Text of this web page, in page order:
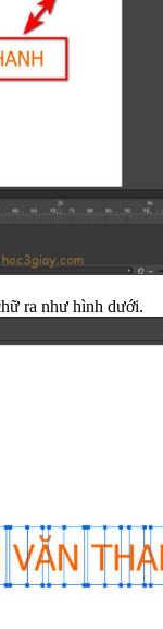
ra như hình dưới.